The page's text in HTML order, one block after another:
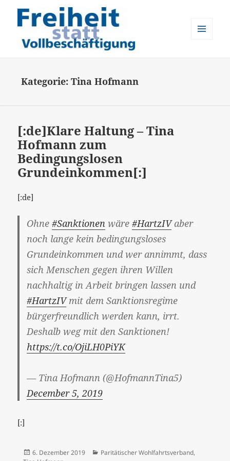
Kategorie:Tina Hofmann
[:de]Klare Haltung – Tina
Hofmann zum
Bedingungslosen
Grundeinkommen[:]
[:de]
Ohne#Sanktionen wäre#HartzIVaber
noch lange kein bedingungsloses
Grundeinkommen und wer annimmt, dass
sich Menschen gegen ihren Willen
nachhaltig in Arbeit bringen lassen und
#HartzIVmit dem Sanktionsregime
bürgerfreundlich werden kann, irrt.
Deshalb weg mit den Sanktionen!
https://t.co/OjiLH0PiYK
— Tina Hofmann (@HofmannTina5)
December 5, 2019
[:]
Veröffentlicht
6. Dezember 2019 Kategorien
Paritätischer Wohlfahrtsverband,